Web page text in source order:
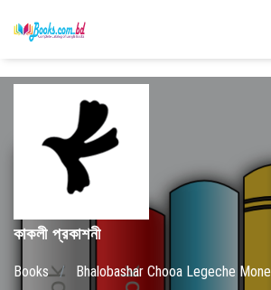
কাকলী প্রকাশনী
Books / Bhalobashar Chooa Legeche Mone